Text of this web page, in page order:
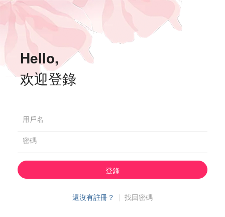
Hello,
欢迎登錄
用戶名
密碼
登錄
還沒有註冊？ | 找回密碼